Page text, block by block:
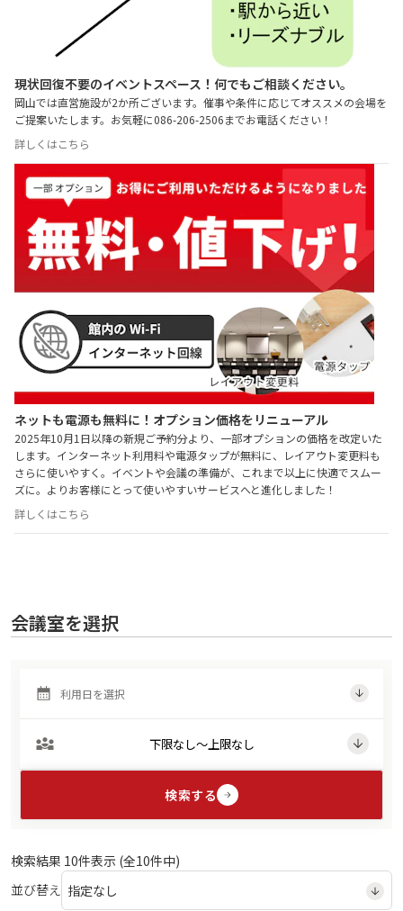
現状回復不要のイベントスペース！何でもご相談ください。
岡山では直営施設が2か所ございます。催事や条件に応じてオススメの会場を
ご提案いたします。お気軽に086-206-2506までお電話ください！
詳しくはこちら
ネットも電源も無料に！オプション価格をリニューアル
2025年10月1日以降の新規ご予約分より、一部オプションの価格を改定いた
します。インターネット利用料や電源タップが無料に、レイアウト変更料も
さらに使いやすく。イベントや会議の準備が、これまで以上に快適でスムー
ズに。よりお客様にとって使いやすいサービスへと進化しました！
詳しくはこちら
会議室を選択
検索する
検索結果 10件表示 (全10件中)
並び替え